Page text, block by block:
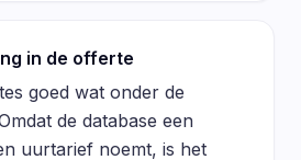
in de offerte
goed wat onder de
de database een
uurtarief noemt, is het